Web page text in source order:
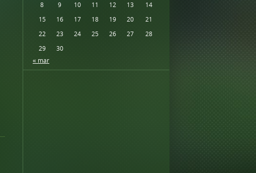
8
9 10 11 12 13
14
15
16 17 18 19 20
21
22
23 24 25 26 27
28
29
30
« mar